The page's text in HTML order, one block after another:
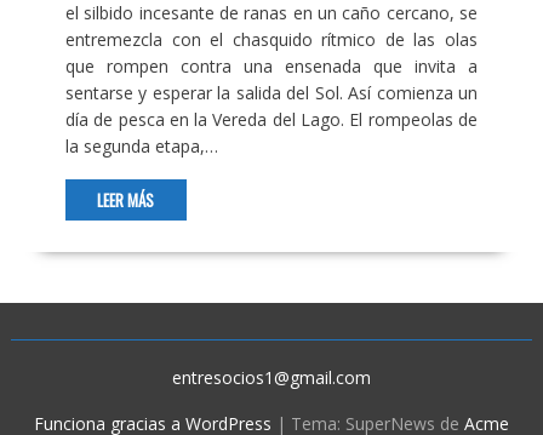
el silbido incesante de ranas en un caño cercano, se
entremezcla con el chasquido rítmico de las olas
que rompen contra una ensenada que invita a
sentarse y esperar la salida del Sol. Así comienza un
día de pesca en la Vereda del Lago. El rompeolas de
la segunda etapa,…
LEER MÁS
entresocios1@gmail.com
Funciona gracias a WordPress | Tema: SuperNews de Acme